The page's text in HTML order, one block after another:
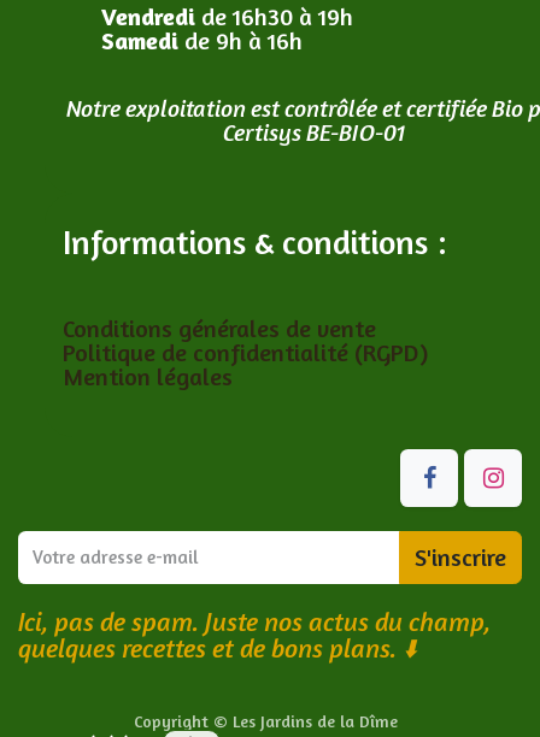
Vendredi de 16h30 à 19h
Samedi de 9h à 16h
Notre exploitation est contrôlée et certifiée Bio
Certisys BE-BIO-01
Informations & conditions :
Conditions générales de vente
Politique de confidentialité (RGPD)
Mention légales
S'inscrire
Ici, pas de spam. Juste nos actus du champ,
quelques recettes et de bons plans. ⬇️
Copyright © Les Jardins de la Dîme